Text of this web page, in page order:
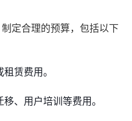
定合理的预算，包括以下
赁费用。
、用户培训等费用。